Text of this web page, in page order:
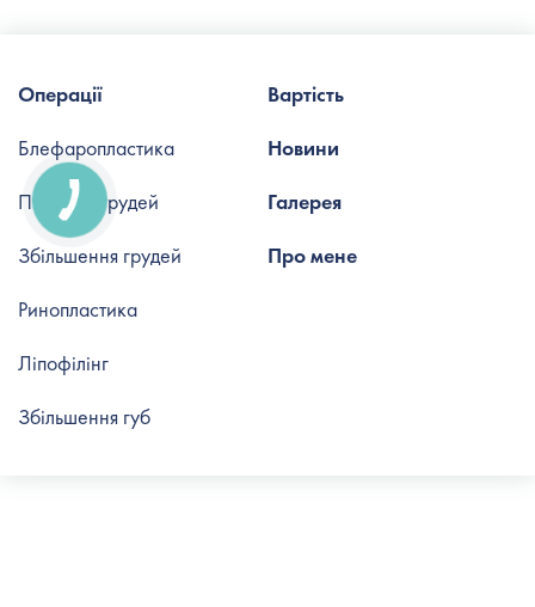
Вартість
Новини
Галерея
Про мене
Операції
Блефаропластика
Підтяжка грудей
Збільшення грудей
Ринопластика
Ліпофілінг
Збільшення губ